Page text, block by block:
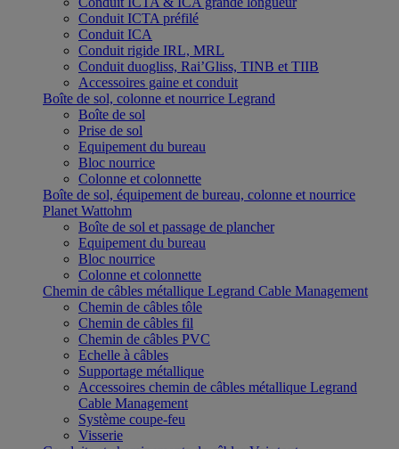
Conduit ICTA préfilé
Conduit ICA
Conduit rigide IRL, MRL
Conduit duogliss, Rai’Gliss, TINB et TIIB
Accessoires gaine et conduit
Boîte de sol, colonne et nourrice Legrand
Boîte de sol
Prise de sol
Equipement du bureau
Bloc nourrice
Colonne et colonnette
Boîte de sol, équipement de bureau, colonne et nourrice
Planet Wattohm
Boîte de sol et passage de plancher
Equipement du bureau
Bloc nourrice
Colonne et colonnette
Chemin de câbles métallique Legrand Cable Management
Chemin de câbles tôle
Chemin de câbles fil
Chemin de câbles PVC
Echelle à câbles
Supportage métallique
Accessoires chemin de câbles métallique Legrand
Cable Management
Système coupe-feu
Visserie